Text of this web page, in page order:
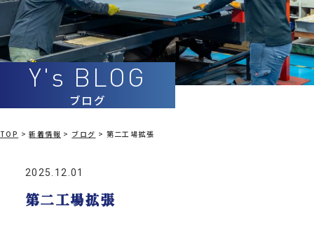
ブログ
TOP >新着情報 > ブログ > 第二工場拡張
2025.12.01
第二工場拡張